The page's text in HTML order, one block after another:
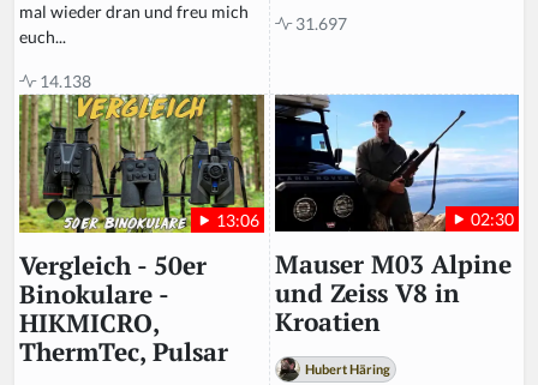
mal wieder dran und freu mich
euch...
14.138
31.697
13:06
Vergleich - 50er
Binokulare -
HIKMICRO,
ThermTec, Pulsar
02:30
Mauser M03 Alpine
und Zeiss V8 in
Kroatien
Hubert Häring